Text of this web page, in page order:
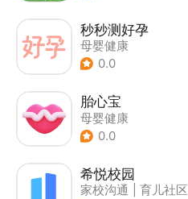
秒秒测好孕
母婴健康
0.0
胎心宝
母婴健康
0.0
希悦校园
家校沟通
育儿社区